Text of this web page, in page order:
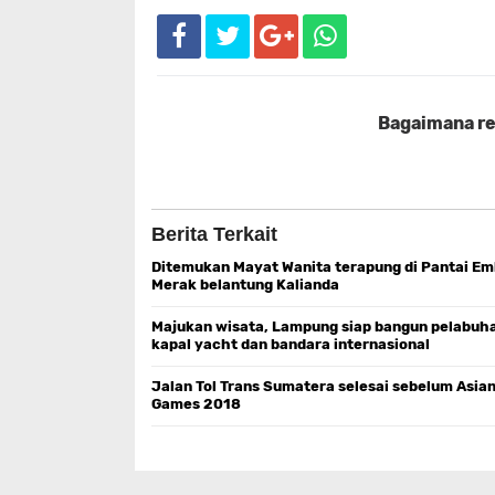
Bagaimana
Berita Terkait
Ditemukan Mayat Wanita terapung di Pantai
Merak belantung Kalianda
Majukan wisata, Lampung siap bangun
kapal yacht dan bandara internasional
Jalan Tol Trans Sumatera selesai sebelum Asian
Games 2018